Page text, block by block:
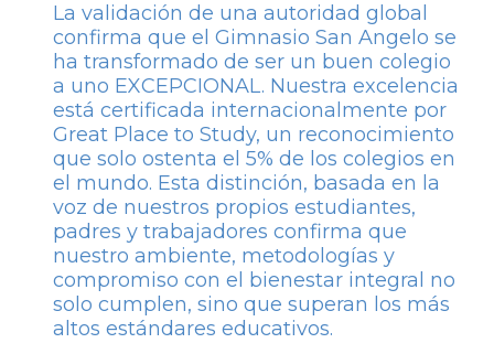
La validación de una autoridad global
confirma que el Gimnasio San Angelo se
ha transformado de ser un buen colegio
a uno EXCEPCIONAL. Nuestra excelencia
está certificada internacionalmente por
Great Place to Study, un reconocimiento
que solo ostenta el 5% de los colegios en
el mundo. Esta distinción, basada en la
voz de nuestros propios estudiantes,
padres y trabajadores confirma que
nuestro ambiente, metodologías y
compromiso con el bienestar integral no
solo cumplen, sino que superan los más
altos estándares educativos.